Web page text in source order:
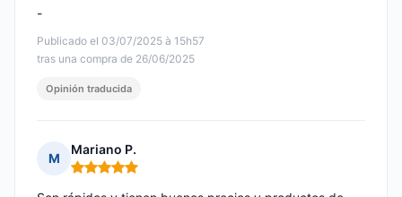
Publicado el 03/07/2025 à 15h57
tras una compra de 26/06/2025
-
Opinión traducida
M
Mariano P.
Nota: 5 de 5